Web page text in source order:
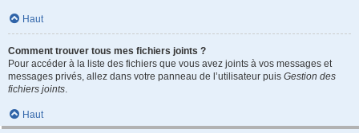
Haut
Comment trouver tous mes fichiers joints ?
Pour accéder à la liste des fichiers que vous avez joints à vos messages et
messages privés, allez dans votre panneau de l’utilisateur puis Gestion des
fichiers joints.
Haut